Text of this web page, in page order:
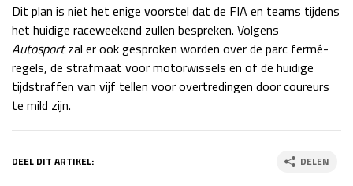
Dit plan is niet het enige voorstel dat de FIA en teams tijdens
het huidige raceweekend zullen bespreken. Volgens
Autosportzal er ook gesproken worden over de parc fermé-
regels, de strafmaat voor motorwissels en of de huidige
tijdstraffen van vijf tellen voor overtredingen door coureurs
te mild zijn.
DEEL DIT ARTIKEL: DELEN